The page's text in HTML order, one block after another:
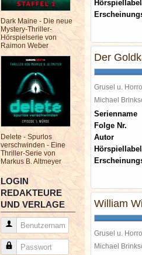
Dark Maine - Die neue
Mystery-Thriller-
Hörspielserie von
Raimon Weber
Delete - Spurlos
verschwinden - Eine
Thriller-Serie von
Markus B. Altmeyer
LOGIN
REDAKTEURE
UND VERLAGE
Benutzername
Passwort
Der
Grusel u.
Michael
Serienname
Folge Nr.
Autor
William
Grusel u.
Michael